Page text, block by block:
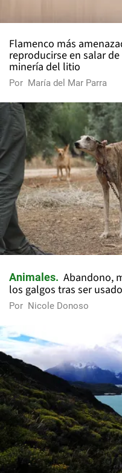
Flamenco más
reproducirse en salar
minería del litio
Por María del Mar Parra
Animales
Abandono,
los galgos tras ser
Por Nicole Donoso